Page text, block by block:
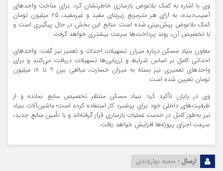
وی با اشاره به کمک بلاعوض بازسازی خاطرنشان کرد: برای ساخت واحدهای
آسیب‌دیده، به ازای هر مترمربع زیربنای مفید و غیرمفید، ۲۵ میلیون تومان
کمک بلاعوض پیش‌بینی شده است. منابع این بخش در حال پیگیری است و
با تخصیص آن، روند پرداخت‌ها سرعت بیشتری خواهد گرفت.
معاون بنیاد مسکن درباره میزان تسهیلات احداث و تعمیر نیز گفت: واحدهای
احداثی کامل بر اساس شرایط و ارزیابی‌ها تسهیلات دریافت می‌کنند و برای
واحدهای تعمیری نیز بسته به میزان خسارت، مبالغی بین ۹ تا ۱۸ میلیون
تومان تعیین شده است.
وی در پایان تأکید کرد: بنیاد مسکن منتظر تخصیص منابع نمانده و از
ظرفیت‌های داخلی خود برای پیشبرد کار استفاده کرده است؛ ماشین‌آلات بنیاد
نیز به‌طور کامل در خدمت عملیات بازسازی قرار گرفته‌اند و با تأمین منابع جدید،
سرعت اجرای پروژه‌ها افزایش خواهد یافت.
ارسال : سمیه بهاروندی